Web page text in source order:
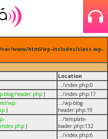
www/html/wp-includes/class-wp-
Location
.../index.php:0
blog-header.php ) .../index.php:17
wp-
)
.../wp-blog-
header.php:19
)
.../template-
loader.php:132
.../index.php:6